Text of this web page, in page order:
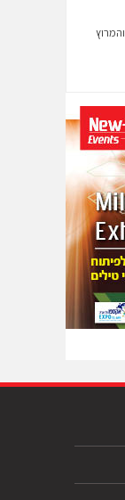
לא עוד טיל: סטארשיפ V3 והמרוץ